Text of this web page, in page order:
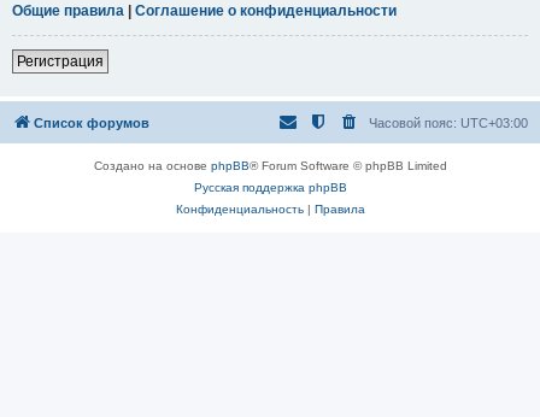
Общие правила | Соглашение о конфиденциальности
Регистрация
Список форумов Часовой пояс: UTC+03:00
Создано на основе phpBB® Forum Software © phpBB Limited
Русская поддержка phpBB
Конфиденциальность| Правила